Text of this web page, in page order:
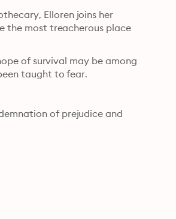
Elloren joins her
the most treacherous place
of survival may be among
taught to fear.
of prejudice and